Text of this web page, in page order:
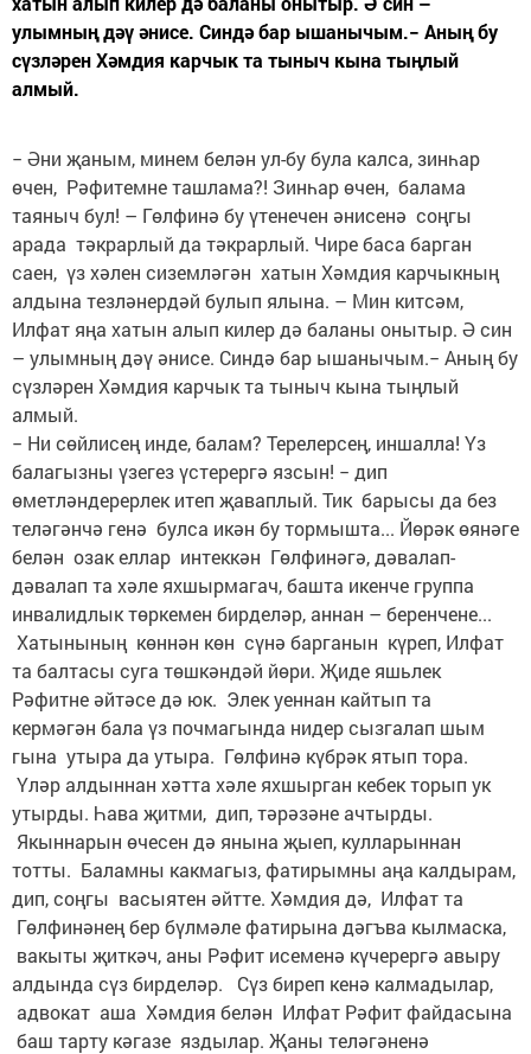
улымның дәү әнисе. Синдә бар ышанычым.− Аның бу
сүзләрен Хәмдия карчык та тыныч кына тыңлый
алмый.
− Әни җаным, минем белән ул-бу була калса, зинһар
өчен, Рәфитемне ташлама?! Зинһар өчен, балама
таяныч бул! – Гөлфинә бу үтенечен әнисенә соңгы
арада тәкрарлый да тәкрарлый. Чире баса барган
саен, үз хәлен сиземләгән хатын Хәмдия карчыкның
алдына тезләнердәй булып ялына. – Мин китсәм,
Илфат яңа хатын алып килер дә баланы онытыр. Ә син
– улымның дәү әнисе. Синдә бар ышанычым.− Аның бу
сүзләрен Хәмдия карчык та тыныч кына тыңлый
алмый.
− Ни сөйлисең инде, балам? Терелерсең, иншалла! Үз
балагызны үзегез үстерергә язсын! − дип
өметләндерерлек итеп җаваплый. Тик барысы да без
теләгәнчә генә булса икән бу тормышта... Йөрәк өянәге
белән озак еллар интеккән Гөлфинәгә, дәвалап-
дәвалап та хәле яхшырмагач, башта икенче группа
инвалидлык төркемен бирделәр, аннан – беренчене...
Хатынының көннән көн сүнә барганын күреп, Илфат
та балтасы суга төшкәндәй йөри. Җиде яшьлек
Рәфитне әйтәсе дә юк. Элек уеннан кайтып та
кермәгән бала үз почмагында нидер сызгалап шым
гына утыра да утыра. Гөлфинә күбрәк ятып тора.
Үләр алдыннан хәтта хәле яхшырган кебек торып ук
утырды. Һава җитми, дип, тәрәзәне ачтырды.
Якыннарын өчесен дә янына җыеп, кулларыннан
тотты. Баламны какмагыз, фатирымны аңа калдырам,
дип, соңгы васыятен әйтте. Хәмдия дә, Илфат та
Гөлфинәнең бер бүлмәле фатирына дәгъва кылмаска,
вакыты җиткәч, аны Рәфит исеменә күчерергә авыру
алдында сүз бирделәр. Сүз биреп кенә калмадылар,
адвокат аша Хәмдия белән Илфат Рәфит файдасына
баш тарту кәгазе яздылар. Җаны теләгәненә